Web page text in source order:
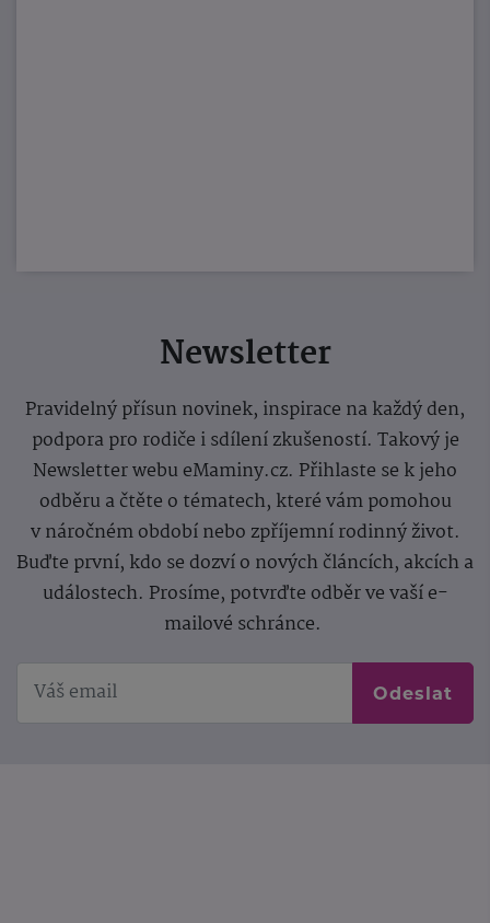
Newsletter
Pravidelný přísun novinek, inspirace na každý den,
podpora pro rodiče i sdílení zkušeností. Takový je
Newsletter webu eMaminy.cz. Přihlaste se k jeho
odběru a čtěte o tématech, které vám pomohou
v náročném období nebo zpříjemní rodinný život.
Buďte první, kdo se dozví o nových článcích, akcích a
událostech. Prosíme, potvrďte odběr ve vaší e-
mailové schránce.
Odeslat